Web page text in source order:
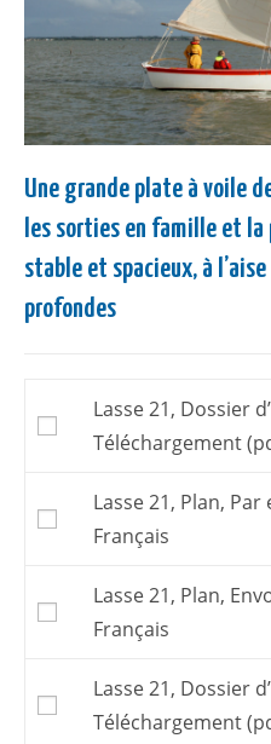
Une grande plate à voile
les sorties en famille et la
stable et spacieux, à
profondes
Lasse 21, Dossier
Téléchargement
Lasse 21, Plan, Par
Français
Lasse 21, Plan,
Français
Lasse 21, Dossier
Téléchargement